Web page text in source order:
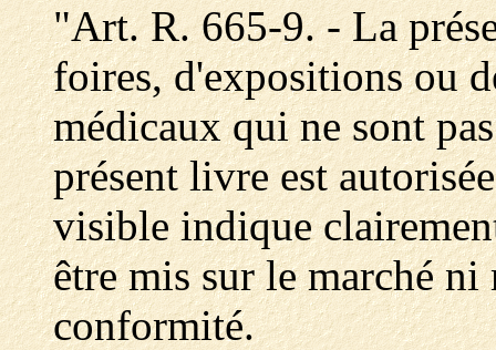
"Art. R. 665-9. - La
foires, d'expositions ou
médicaux qui ne sont
présent livre est
visible indique
être mis sur le marché
conformité.